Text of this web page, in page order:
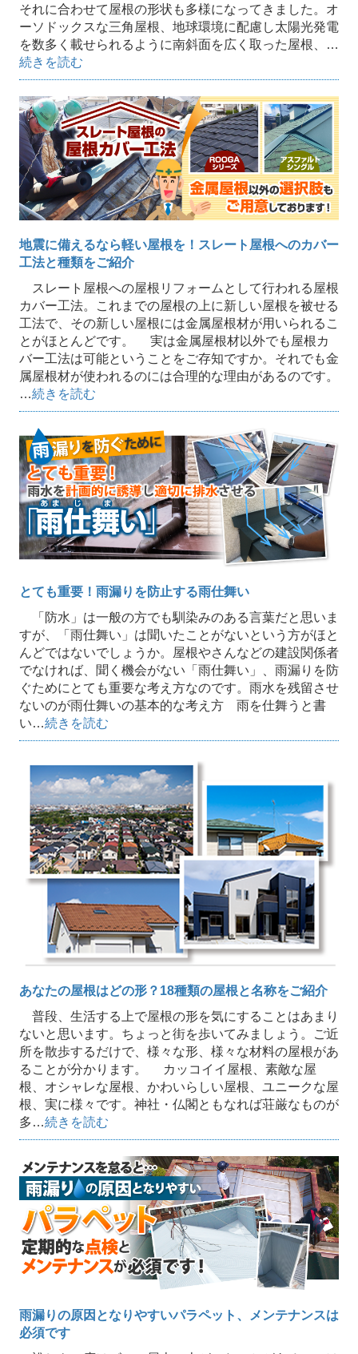
それに合わせて屋根の形状も多様になってきました。オ
ーソドックスな三角屋根、地球環境に配慮し太陽光発電
を数多く載せられるように南斜面を広く取った屋根、…
続きを読む
地震に備えるなら軽い屋根を！スレート屋根へのカバー
工法と種類をご紹介
スレート屋根への屋根リフォームとして行われる屋根
カバー工法。これまでの屋根の上に新しい屋根を被せる
工法で、その新しい屋根には金属屋根材が用いられるこ
とがほとんどです。 実は金属屋根材以外でも屋根カ
バー工法は可能ということをご存知ですか。それでも金
属屋根材が使われるのには合理的な理由があるのです。
…続きを読む
とても重要！雨漏りを防止する雨仕舞い
「防水」は一般の方でも馴染みのある言葉だと思いま
すが、「雨仕舞い」は聞いたことがないという方がほと
んどではないでしょうか。屋根やさんなどの建設関係者
でなければ、聞く機会がない「雨仕舞い」、雨漏りを防
ぐためにとても重要な考え方なのです。雨水を残留させ
ないのが雨仕舞いの基本的な考え方 雨を仕舞うと書
い…続きを読む
あなたの屋根はどの形？18種類の屋根と名称をご紹介
普段、生活する上で屋根の形を気にすることはあまり
ないと思います。ちょっと街を歩いてみましょう。ご近
所を散歩するだけで、様々な形、様々な材料の屋根があ
ることが分かります。 カッコイイ屋根、素敵な屋
根、オシャレな屋根、かわいらしい屋根、ユニークな屋
根、実に様々です。神社・仏閣ともなれば荘厳なものが
多…続きを読む
雨漏りの原因となりやすいパラペット、メンテナンスは
必須です